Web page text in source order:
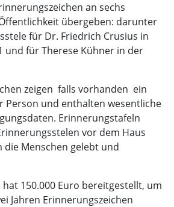
an sechs
übergeben: darunter
für Dr. Friedrich Crusius in
und für Therese Kühner in der
zeigen  falls vorhanden  ein
Person und enthalten wesentliche
Erinnerungstafeln
vor dem Haus
die Menschen gelebt und
150.000 Euro bereitgestellt, um
Jahren Erinnerungszeichen